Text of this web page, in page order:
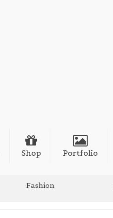
Shop Portfolio
Fashion